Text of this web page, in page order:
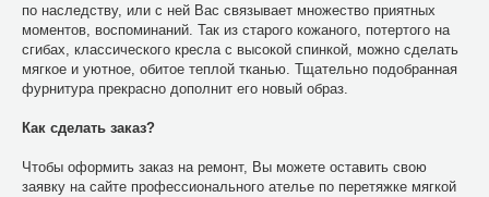
по наследству, или с ней Вас связывает множество приятных
моментов, воспоминаний. Так из старого кожаного, потертого на
сгибах, классического кресла с высокой спинкой, можно сделать
мягкое и уютное, обитое теплой тканью. Тщательно подобранная
фурнитура прекрасно дополнит его новый образ.
Как сделать заказ?
Чтобы оформить заказ на ремонт, Вы можете оставить свою
заявку на сайте профессионального ателье по перетяжке мягкой